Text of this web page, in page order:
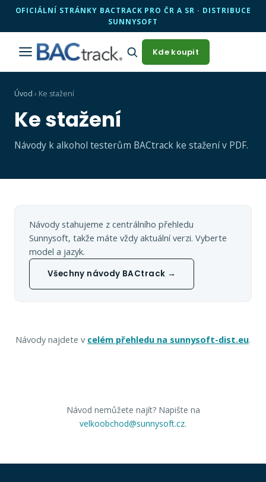
OFICIÁLNÍ STRÁNKY BACTRACK PRO ČR A SR · DISTRIBUCE
SUNNYSOFT
Kde koupit
Úvod › Ke stažení
Ke stažení
Návody k alkohol testerům BACtrack ke stažení v PDF.
Návody stahujeme z centrálního přehledu
Sunnysoft, takže máte vždy aktuální verzi. Vyberte
model a jazyk.
Všechny návody BACtrack →
Návody najdete v celém přehledu na sunnysoft-dist.eu.
Návod nemůžete najít? Napište na
velkoobchod@sunnysoft.cz.